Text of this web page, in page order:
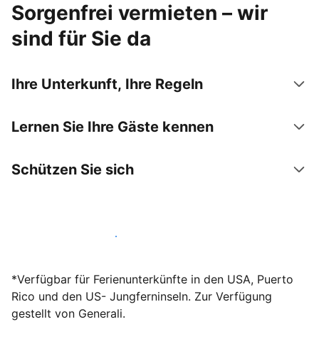
Sorgenfrei vermieten – wir
sind für Sie da
Ihre Unterkunft, Ihre Regeln
Lernen Sie Ihre Gäste kennen
Schützen Sie sich
Werden Sie noch heute Gastgeber
*Verfügbar für Ferienunterkünfte in den USA, Puerto
Rico und den US- Jungferninseln. Zur Verfügung
gestellt von Generali.